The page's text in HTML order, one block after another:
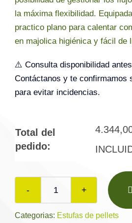
la máxima flexibilidad.
practico plano para calentar
en majolica higiénica y fácil de
⚠️ Consulta disponibilidad
Contáctanos y te confirmamos
para evitar incidencias.
Total del
pedido:
Supreme
Categorias: Estufas de pellets